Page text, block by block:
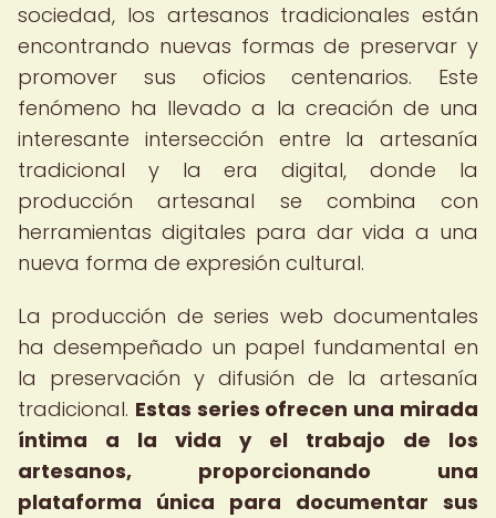
sociedad, los artesanos tradicionales están
encontrando nuevas formas de preservar y
promover sus oficios centenarios. Este
fenómeno ha llevado a la creación de una
interesante intersección entre la artesanía
tradicional y la era digital, donde la
producción artesanal se combina con
herramientas digitales para dar vida a una
nueva forma de expresión cultural.
La producción de series web documentales
ha desempeñado un papel fundamental en
la preservación y difusión de la artesanía
tradicional. Estas series ofrecen una mirada
íntima a la vida y el trabajo de los
artesanos, proporcionando una
plataforma única para documentar sus